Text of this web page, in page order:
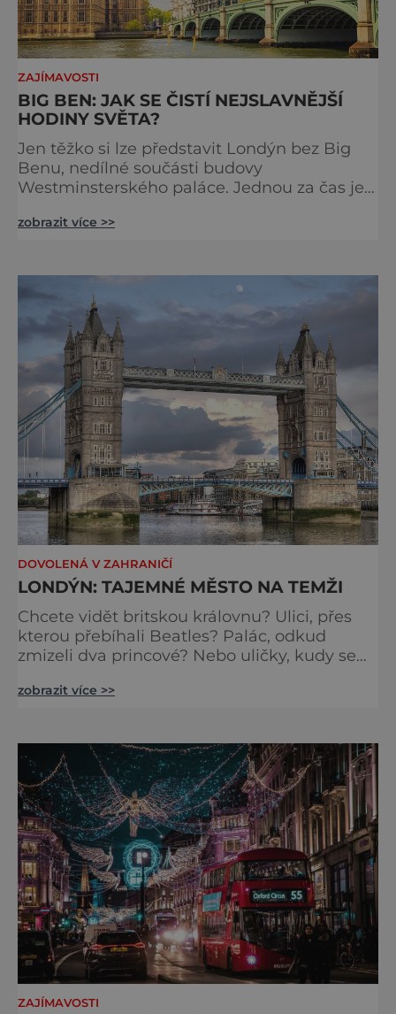
ZAJÍMAVOSTI
BIG BEN: JAK SE ČISTÍ NEJSLAVNĚJŠÍ
HODINY SVĚTA?
Jen těžko si lze představit Londýn bez Big
Benu, nedílné součásti budovy
Westminsterského paláce. Jednou za čas je
opucovat zašedlý kabát. Na konci srpna roku
čtyřčlenná údržbářská četa, vyzbrojena
hadry a kbelíky s mýdlovou vodou, po
několik dní navracela zašlý lesk. [caption
zobrazit více >>
DOVOLENÁ V ZAHRANIČÍ
LONDÝN: TAJEMNÉ MĚSTO NA TEMŽI
Chcete vidět britskou královnu? Ulici, přes
kterou přebíhali Beatles? Palác, odkud
zmizeli dva princové? Nebo uličky, kudy se
jak to všechno stihnout? Kouzelný Londýn
sebe. Pokud už nemáte štěstí, abyste do
Buckinghamského paláce viděli vjíždět či
odjíždět královnu Alž
zobrazit více >>
ZAJÍMAVOSTI